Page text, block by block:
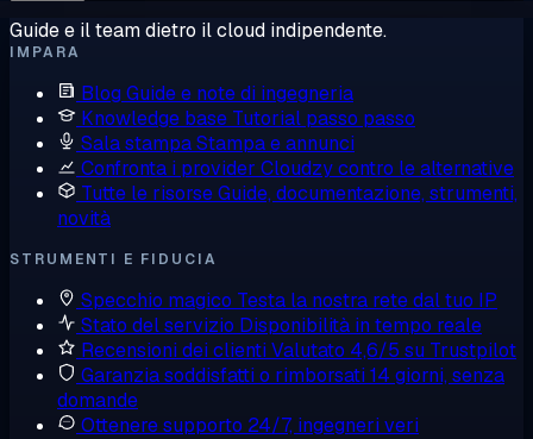
Guide e il team dietro il cloud indipendente.
IMPARA
Blog Guide e note di ingegneria
Knowledge base Tutorial passo passo
Sala stampaStampa e annunci
Confronta i provider Cloudzy contro le alternative
Tutte le risorseGuide, documentazione, strumenti,
novità
STRUMENTI E FIDUCIA
Specchio magico Testa la nostra rete dal tuo IP
Stato del servizio Disponibilità in tempo reale
Recensioni dei clienti Valutato 4,6/5 su Trustpilot
Garanzia soddisfatti o rimborsati 14 giorni, senza
domande
Ottenere supporto 24/7, ingegneri veri